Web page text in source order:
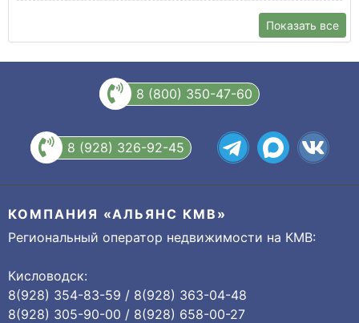
Показать все
8 (800) 350-47-60
8 (928) 326-92-45
КОМПАНИЯ «АЛЬЯНС КМВ»
Региональный оператор недвижимости на КМВ:
Кисловодск:
8(928) 354-83-59 / 8(928) 363-04-48
8(928) 305-90-00 / 8(928) 658-00-27